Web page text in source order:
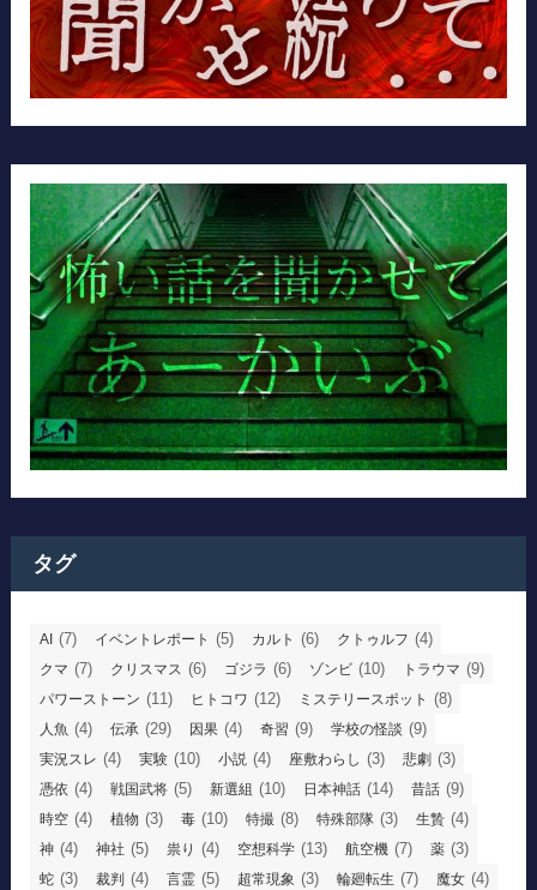
タグ
AI (7) イベントレポート (5) カルト (6) クトゥルフ (4)
クマ (7) クリスマス (6) ゴジラ (6) ゾンビ (10) トラウマ (9)
パワーストーン (11) ヒトコワ (12) ミステリースポット (8)
人魚 (4) 伝承 (29) 因果 (4) 奇習 (9) 学校の怪談 (9)
実況スレ (4) 実験 (10) 小説 (4) 座敷わらし (3) 悲劇 (3)
憑依 (4) 戦国武将 (5) 新選組 (10) 日本神話 (14) 昔話 (9)
時空 (4) 植物 (3) 毒 (10) 特撮 (8) 特殊部隊 (3) 生贄 (4)
神 (4) 神社 (5) 祟り (4) 空想科学 (13) 航空機 (7) 薬 (3)
蛇 (3) 裁判 (4) 言霊 (5) 超常現象 (3) 輪廻転生 (7) 魔女 (4)